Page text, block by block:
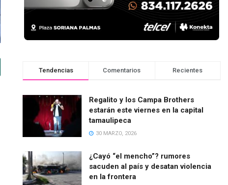
Tendencias Comentarios Recientes
Regalito y los Campa Brothers
estarán este viernes en la capital
tamaulipeca
30 MARZO, 2026
¿Cayó “el mencho”? rumores
sacuden al país y desatan violencia
en la frontera